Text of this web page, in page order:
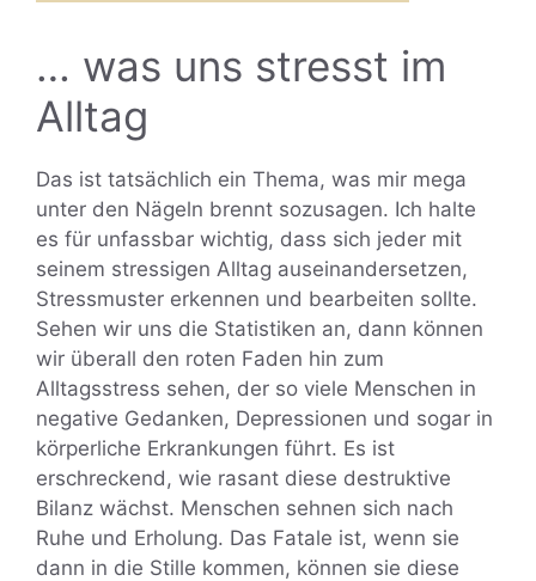
… was uns stresst im
Alltag
Das ist tatsächlich ein Thema, was mir mega
unter den Nägeln brennt sozusagen. Ich halte
es für unfassbar wichtig, dass sich jeder mit
seinem stressigen Alltag auseinandersetzen,
Stressmuster erkennen und bearbeiten sollte.
Sehen wir uns die Statistiken an, dann können
wir überall den roten Faden hin zum
Alltagsstress sehen, der so viele Menschen in
negative Gedanken, Depressionen und sogar in
körperliche Erkrankungen führt. Es ist
erschreckend, wie rasant diese destruktive
Bilanz wächst. Menschen sehnen sich nach
Ruhe und Erholung. Das Fatale ist, wenn sie
dann in die Stille kommen, können sie diese